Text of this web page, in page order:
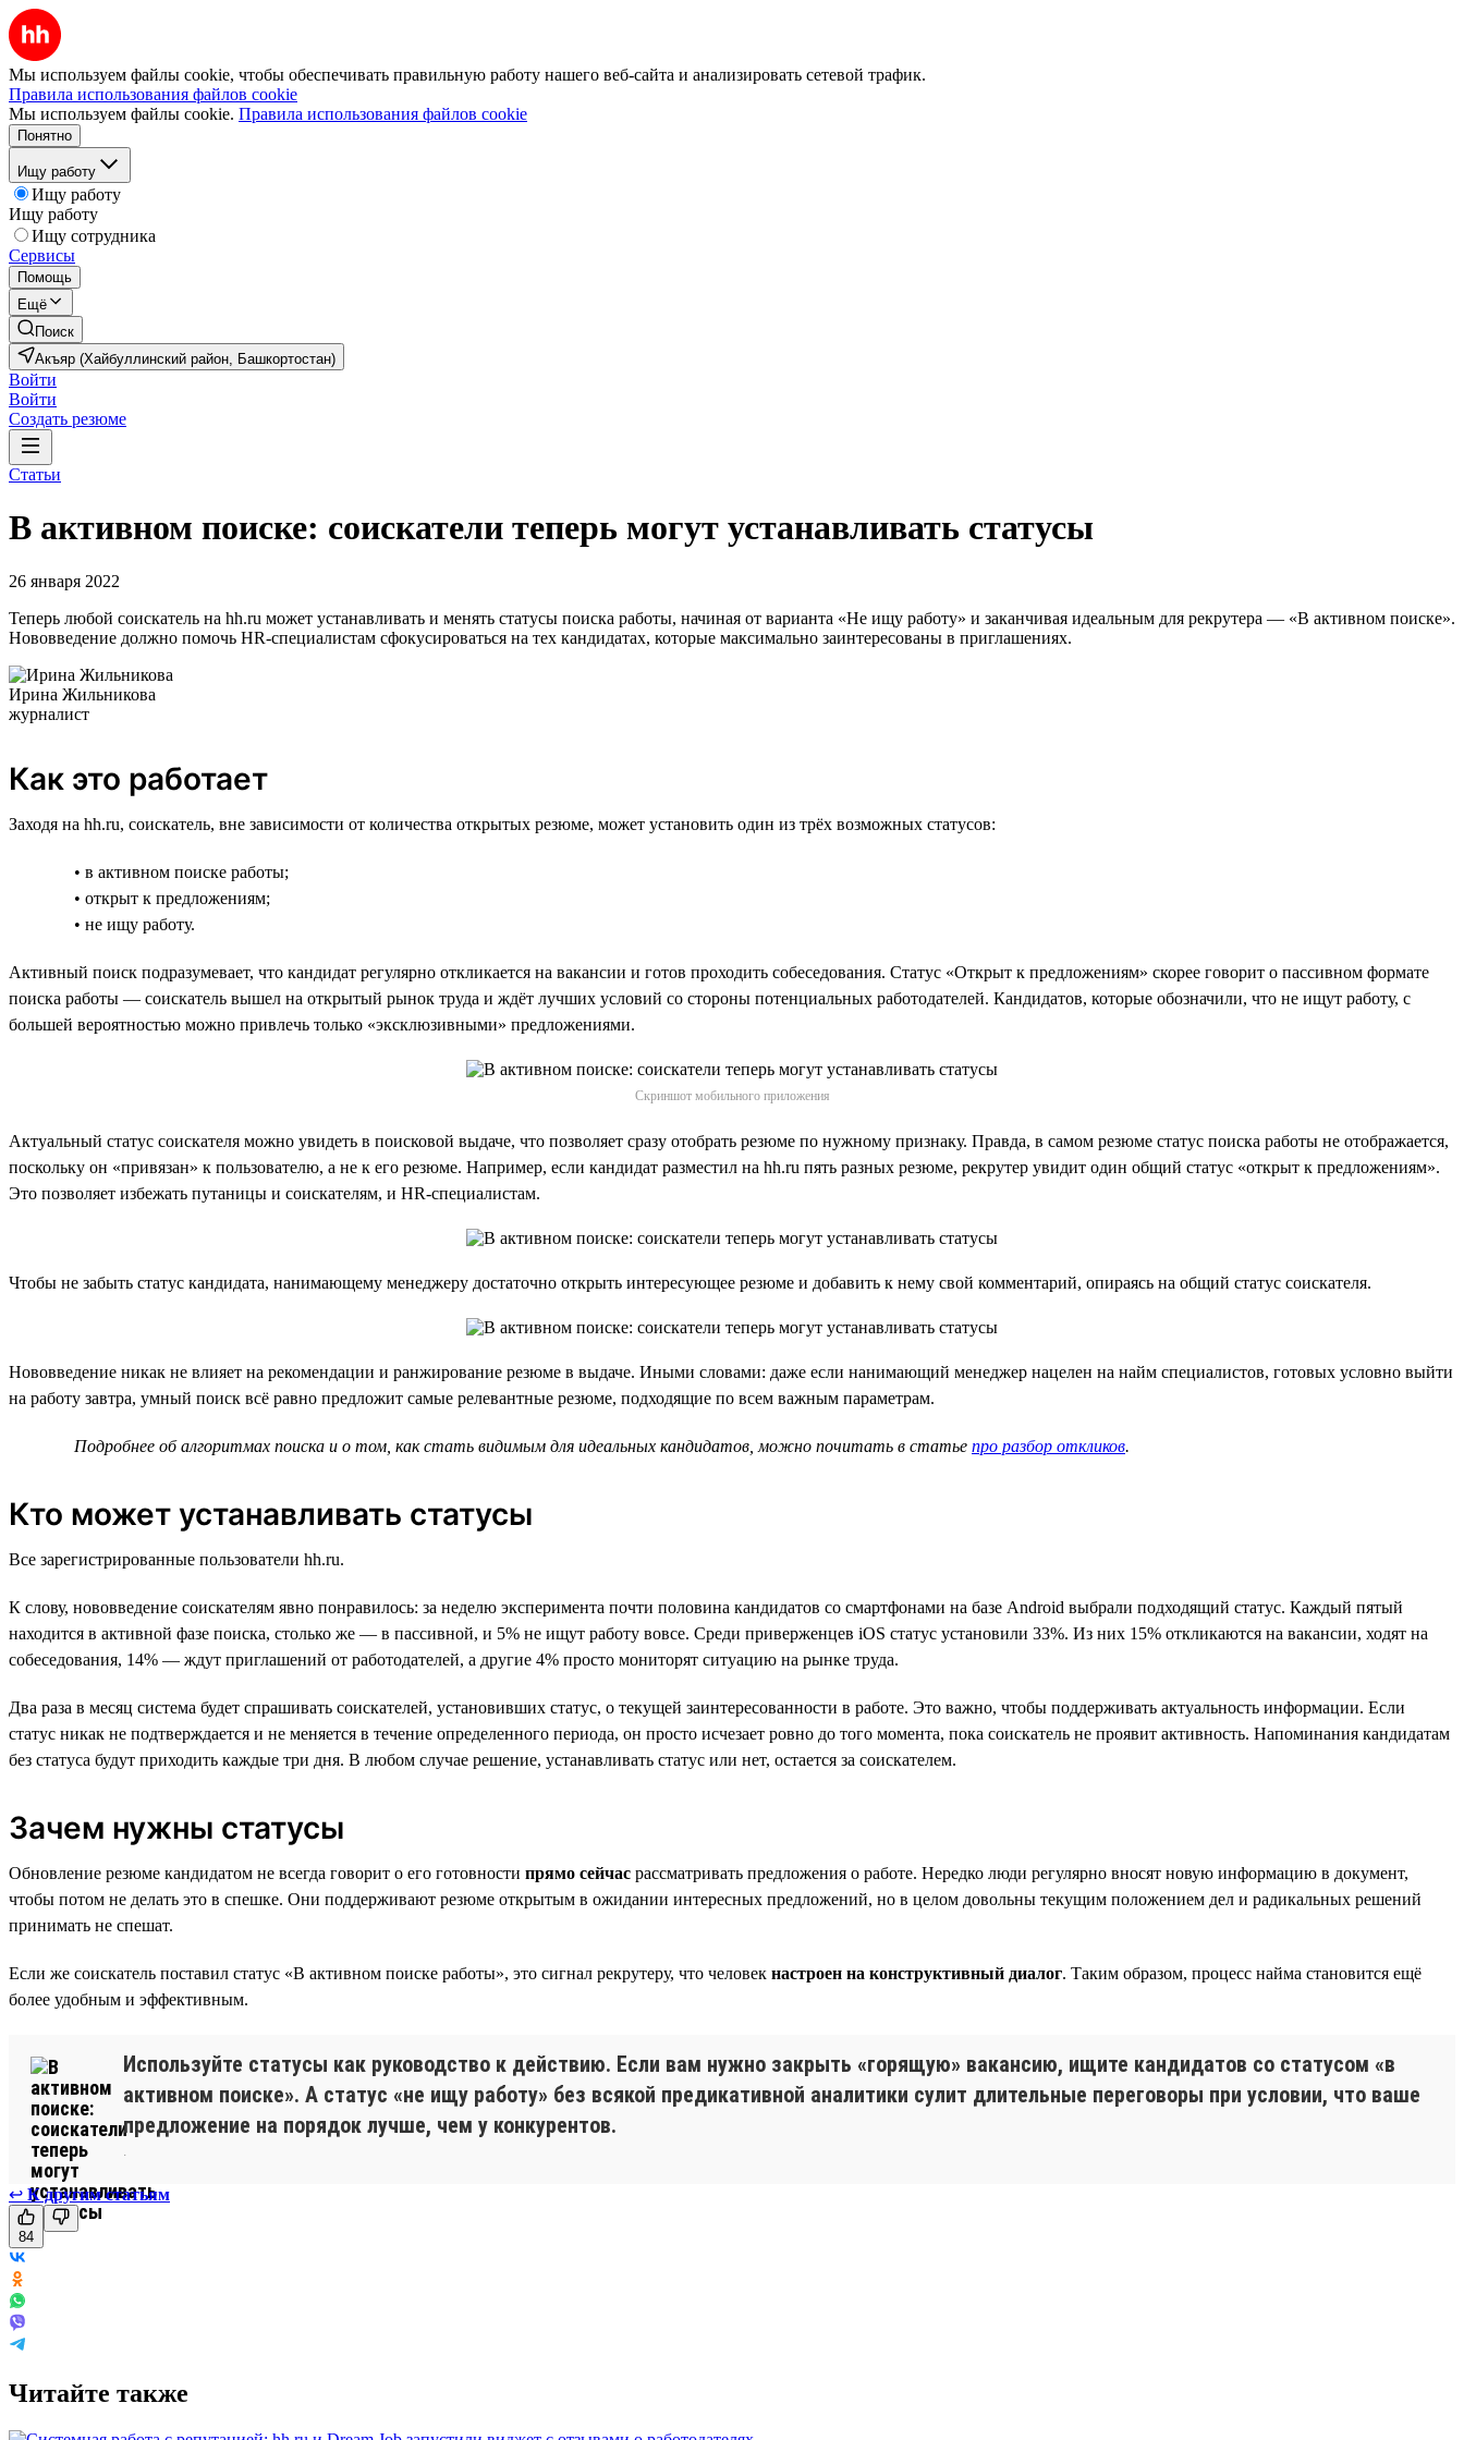
Мы используем файлы cookie, чтобы обеспечивать правильную работу нашего веб-сайта и анализировать сетевой трафик.
Правила использования файлов cookie
Мы используем файлы cookie. Правила использования файлов cookie
Понятно
Ищу работу
Ищу работу
Ищу работу
Ищу сотрудника
Сервисы
Помощь
Ещё
Поиск
Акъяр (Хайбуллинский район, Башкортостан)
Войти
Войти
Создать резюме
Статьи
В активном поиске: соискатели теперь могут устанавливать статусы
26 января 2022
Теперь любой соискатель на hh.ru может устанавливать и менять статусы поиска работы, начиная от варианта «Не ищу работу» и заканчивая идеальным для рекрутера — «В активном поиске».
Нововведение должно помочь HR-специалистам сфокусироваться на тех кандидатах, которые максимально заинтересованы в приглашениях.
Ирина Жильникова
журналист
Как это работает
Заходя на hh.ru, соискатель, вне зависимости от количества открытых резюме, может установить один из трёх возможных статусов:
• в активном поиске работы;
• открыт к предложениям;
• не ищу работу.
Активный поиск подразумевает, что кандидат регулярно откликается на вакансии и готов проходить собеседования. Статус «Открыт к предложениям» скорее говорит о пассивном формате
поиска работы — соискатель вышел на открытый рынок труда и ждёт лучших условий со стороны потенциальных работодателей. Кандидатов, которые обозначили, что не ищут работу, с
большей вероятностью можно привлечь только «эксклюзивными» предложениями.
Скриншот мобильного приложения
Актуальный статус соискателя можно увидеть в поисковой выдаче, что позволяет сразу отобрать резюме по нужному признаку. Правда, в самом резюме статус поиска работы не отображается,
поскольку он «привязан» к пользователю, а не к его резюме. Например, если кандидат разместил на hh.ru пять разных резюме, рекрутер увидит один общий статус «открыт к предложениям».
Это позволяет избежать путаницы и соискателям, и HR-специалистам.
Чтобы не забыть статус кандидата, нанимающему менеджеру достаточно открыть интересующее резюме и добавить к нему свой комментарий, опираясь на общий статус соискателя.
Нововведение никак не влияет на рекомендации и ранжирование резюме в выдаче. Иными словами: даже если нанимающий менеджер нацелен на найм специалистов, готовых условно выйти
на работу завтра, умный поиск всё равно предложит самые релевантные резюме, подходящие по всем важным параметрам.
Подробнее об алгоритмах поиска и о том, как стать видимым для идеальных кандидатов, можно почитать в статье про разбор откликов.
Кто может устанавливать статусы
Все зарегистрированные пользователи hh.ru.
К слову, нововведение соискателям явно понравилось: за неделю эксперимента почти половина кандидатов со смартфонами на базе Android выбрали подходящий статус. Каждый пятый
находится в активной фазе поиска, столько же — в пассивной, и 5% не ищут работу вовсе. Среди приверженцев iOS статус установили 33%. Из них 15% откликаются на вакансии, ходят на
собеседования, 14% — ждут приглашений от работодателей, а другие 4% просто мониторят ситуацию на рынке труда.
Два раза в месяц система будет спрашивать соискателей, установивших статус, о текущей заинтересованности в работе. Это важно, чтобы поддерживать актуальность информации. Если
статус никак не подтверждается и не меняется в течение определенного периода, он просто исчезает ровно до того момента, пока соискатель не проявит активность. Напоминания кандидатам
без статуса будут приходить каждые три дня. В любом случае решение, устанавливать статус или нет, остается за соискателем.
Зачем нужны статусы
Обновление резюме кандидатом не всегда говорит о его готовности прямо сейчас рассматривать предложения о работе. Нередко люди регулярно вносят новую информацию в документ,
чтобы потом не делать это в спешке. Они поддерживают резюме открытым в ожидании интересных предложений, но в целом довольны текущим положением дел и радикальных решений
принимать не спешат.
Если же соискатель поставил статус «В активном поиске работы», это сигнал рекрутеру, что человек настроен на конструктивный диалог. Таким образом, процесс найма становится ещё
более удобным и эффективным.
Используйте статусы как руководство к действию. Если вам нужно закрыть «горящую» вакансию, ищите кандидатов со статусом «в
активном поиске». А статус «не ищу работу» без всякой предикативной аналитики сулит длительные переговоры при условии, что ваше
предложение на порядок лучше, чем у конкурентов.
.
↩ К другим статьям
84
Читайте также